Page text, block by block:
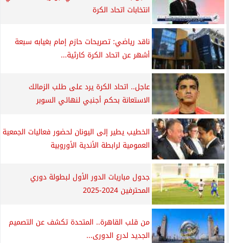
انتخابات اتحاد الكرة
ناقد رياضي: تصريحات حازم إمام بغيابه سبعة
أشهر عن اتحاد الكرة كارثية...
عاجل.. اتحاد الكرة يرد على طلب الزمالك
الاستعانة بحكم أجنبي لنهائي السوبر
الخطيب يطير إلى اليونان لحضور فعاليات الجمعية
العمومية لرابطة الأندية الأوروبية
جدول مباريات الدور الأول لبطولة دوري
المحترفين 2024-2025
من قلب القاهرة.. المتحدة تكشف عن التصميم
الجديد لدرع الدورى...